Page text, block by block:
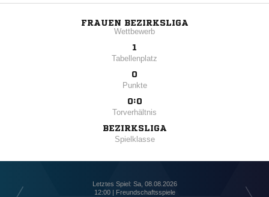
FRAUEN BEZIRKSLIGA
Wettbewerb
1
Tabellenplatz
0
Punkte
0:0
Torverhältnis
BEZIRKSLIGA
Spielklasse
Letztes Spiel: Sa, 08.08.2026
12:00 | Freundschaftsspiele